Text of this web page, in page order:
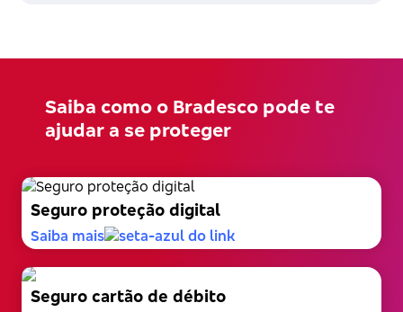
Saiba como o Bradesco pode te
ajudar a se proteger
Seguro proteção digital
Saiba mais
Seguro cartão de débito